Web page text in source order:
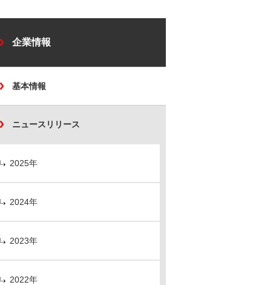
企業情報
基本情報
ニュースリリース
2025年
2024年
2023年
2022年